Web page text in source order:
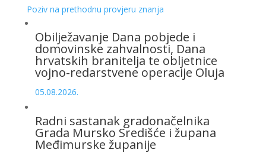
Poziv na prethodnu provjeru znanja
Obilježavanje Dana pobjede i
domovinske zahvalnosti, Dana
hrvatskih branitelja te obljetnice
vojno-redarstvene operacije Oluja
05.08.2026.
Radni sastanak gradonačelnika
Grada Mursko Središće i župana
Međimurske županije